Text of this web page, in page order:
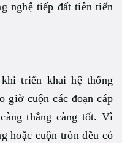
nghệ tiếp đất tiên tiến
triển khai hệ thống
giờ cuộn các đoạn cáp
thẳng càng tốt. Vì
hoặc cuộn tròn đều có